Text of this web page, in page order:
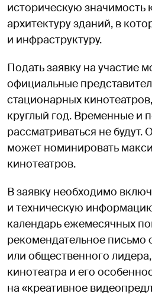
историческую значимость
архитектуру зданий, в
и инфраструктуру.
Подать заявку на участие
официальные
стационарных
круглый год. Временные и
рассматриваться не будут.
может номинировать
кинотеатров.
В заявку необходимо
и техническую
календарь ежемесячных
рекомендательное письмо
или общественного
кинотеатра и его
на «креативное